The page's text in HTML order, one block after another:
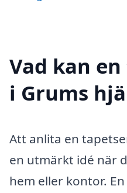
Vad kan
i Grums
Att anlita en
en utmärkt idé när
hem eller kontor.